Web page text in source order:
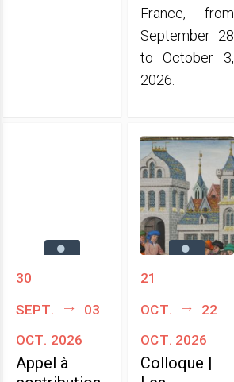
France, from
September 28
to October 3,
2026.
30
sept.
03
oct. 2026
Appel à
21
oct.
22
oct. 2026
Colloque |